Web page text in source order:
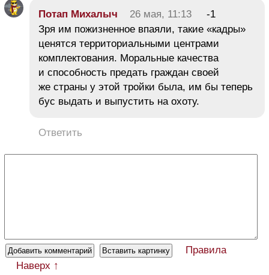
Потап Михалыч 26 мая, 11:13
-1
Зря им пожизненное впаяли, такие «кадры»
ценятся территориальными центрами
комплектования. Моральные качества
и способность предать граждан своей
же страны у этой тройки была, им бы теперь
бус выдать и выпустить на охоту.
Ответить
Правила
Наверх ↑